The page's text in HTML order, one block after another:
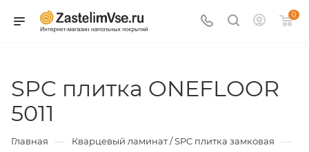
0
SPC плитка ONEFLOOR
5011
Главная — Кварцевый ламинат / SPC плитка замковая —